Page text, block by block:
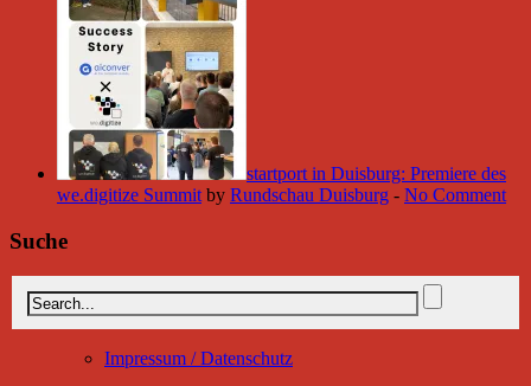
startport in Duisburg: Premiere des
we.digitize Summit by Rundschau Duisburg - No Comment
Suche
Impressum / Datenschutz